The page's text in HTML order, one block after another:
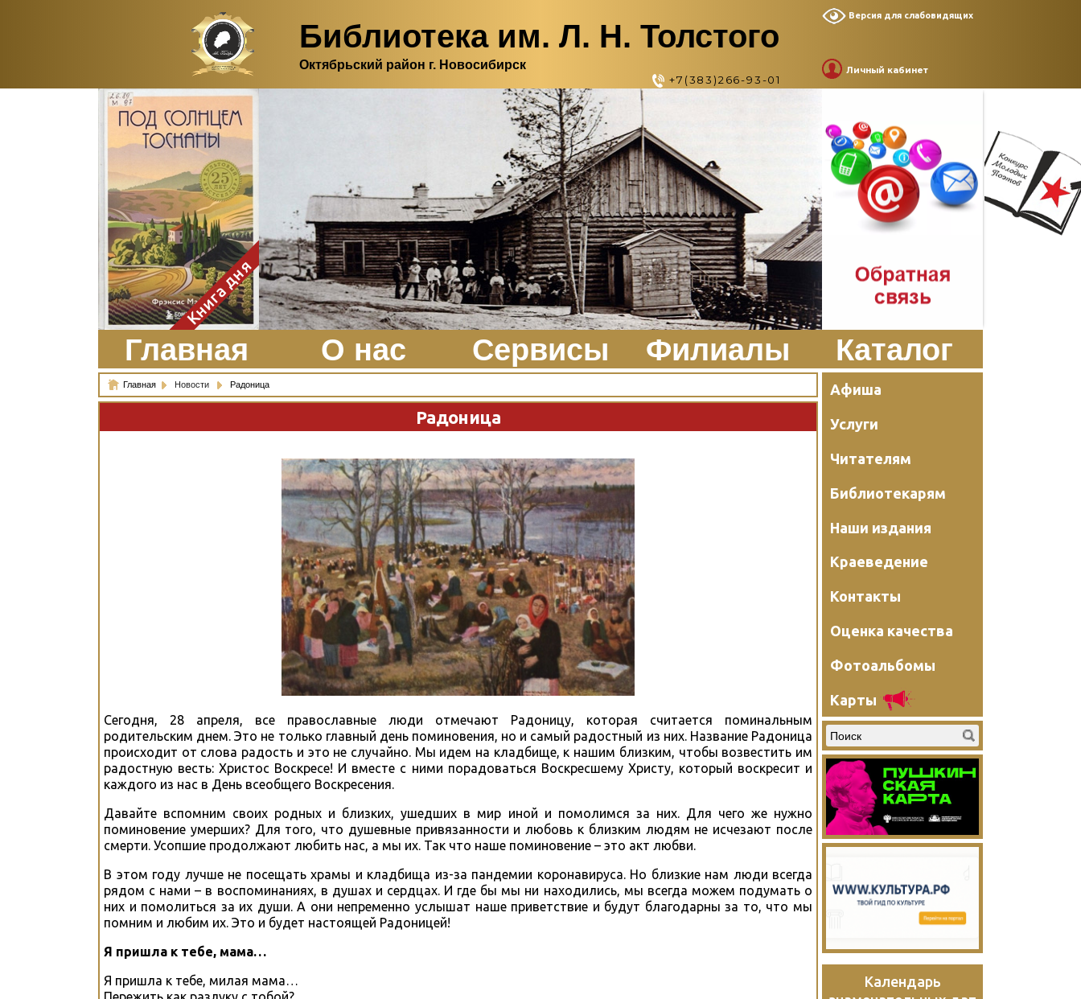
Библиотека им. Л. Н. Толстого
Октябрьский район г. Новосибирск
+7(383)266-93-01
Версия для слабовидящих
Личный кабинет
Здесь, в своем
итальянском доме, я вновь
испытала первичную
радость единения с
природой. Дом открыт
для бабочек, стрекоз, пчёл
или всех, кто пожелает
влететь в одно окно и
вылететь из другого. Едим
мы почти всегда во
дворе. Во мне настолько
возродился здравый
смысл моей матери -
умение наслаждаться
настоящим и не спешить, -
что даже нашлось время
отполировать до блеска
оконное стекло.
ЗаказатьКнига дня
Главная О нас Сервисы Филиалы Каталог
Главная Новости Радоница
Радоница
Сегодня, 28 апреля, все православные люди отмечают Радоницу, которая считается поминальным
родительским днем. Это не только главный день поминовения, но и самый радостный из них. Название Радоница
происходит от слова радость и это не случайно. Мы идем на кладбище, к нашим близким, чтобы возвестить им
радостную весть: Христос Воскресе! И вместе с ними порадоваться Воскресшему Христу, который воскресит и
каждого из нас в День всеобщего Воскресения.
Давайте вспомним своих родных и близких, ушедших в мир иной и помолимся за них. Для чего же нужно
поминовение умерших? Для того, что душевные привязанности и любовь к близким людям не исчезают после
смерти. Усопшие продолжают любить нас, а мы их. Так что наше поминовение – это акт любви.
В этом году лучше не посещать храмы и кладбища из-за пандемии коронавируса. Но близкие нам люди всегда
рядом с нами – в воспоминаниях, в душах и сердцах. И где бы мы ни находились, мы всегда можем подумать о
них и помолиться за их души. А они непременно услышат наше приветствие и будут благодарны за то, что мы
помним и любим их. Это и будет настоящей Радоницей!
Я пришла к тебе, мама…
Я пришла к тебе, милая мама…
Афиша
Услуги
Читателям
Библиотекарям
Наши издания
Краеведение
Контакты
Оценка качества
Фотоальбомы
Карты
Календарь